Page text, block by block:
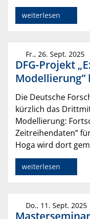
weiterlesen
Fr., 26. Sept. 2025
DFG-Projekt
Die Deutsche
kürzlich das
Modellierung:
Zeitreihendaten”
Hoga wird dort
weiterlesen
Do., 11. Sept. 2025